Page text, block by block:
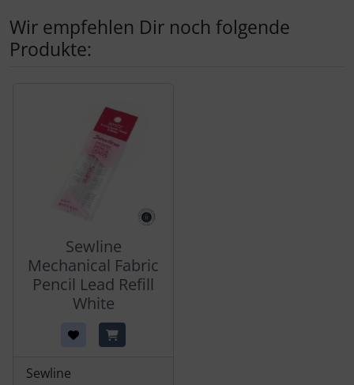
Wir empfehlen Dir noch folgende
Produkte:
Sewline
Mechanical Fabric
Pencil Lead Refill
White
Sewline